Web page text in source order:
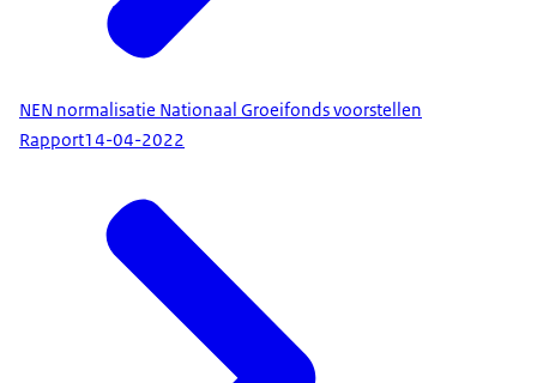
NEN normalisatie Nationaal Groeifonds voorstellen
Rapport14-04-2022